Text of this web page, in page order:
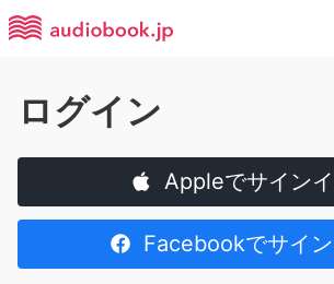
ログイン
Appleでサイン
Facebookでサイ